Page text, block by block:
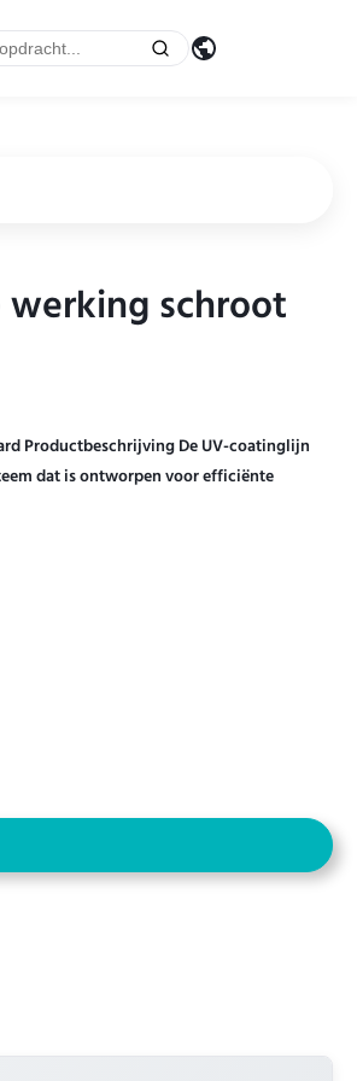
schroot
schroot
Productbeschrijving De UV-coatinglijn
dat is ontworpen voor efficiënte